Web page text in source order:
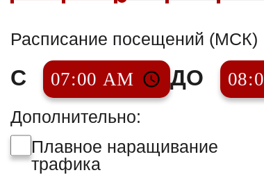
Расписание посещений (МСК)
С ДО
Дополнительно:
Плавное наращивание
трафика